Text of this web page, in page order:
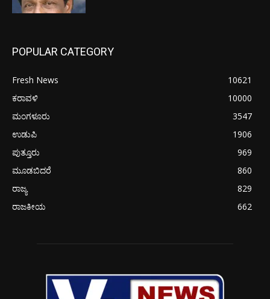
POPULAR CATEGORY
Fresh News
10621
ಕರಾವಳಿ
10000
ಮಂಗಳೂರು
3547
ಉಡುಪಿ
1906
ಪುತ್ತೂರು
969
ಮೂಡಬಿದರೆ
860
ರಾಜ್ಯ
829
ರಾಜಕೀಯ
662